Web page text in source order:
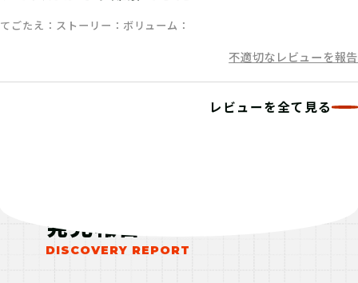
06ステップ6
てごたえ ストーリー ボリューム
不適切なレビューを報告
レビューを全て見る
発見報告